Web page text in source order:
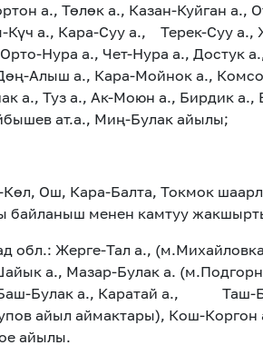
а., Төлөк а., Казан-Куйган а.,
а., Кара-Суу а., Терек-Суу
Нура а., Чет-Нура а., Достук
Алыш а., Кара-Мойнок а.,
а., Туз а., Ак-Моюн а., Бирдик а.,
ат.а., Миң-Булак айылы;
Ош, Кара-Балта, Токмок
байланыш менен камтуу
обл.: Жерге-Тал а.,
Мазар-Булак а.
Баш-Булак а., Каратай а., Таш-
айыл аймактары), Кош-Коргон
айылы.